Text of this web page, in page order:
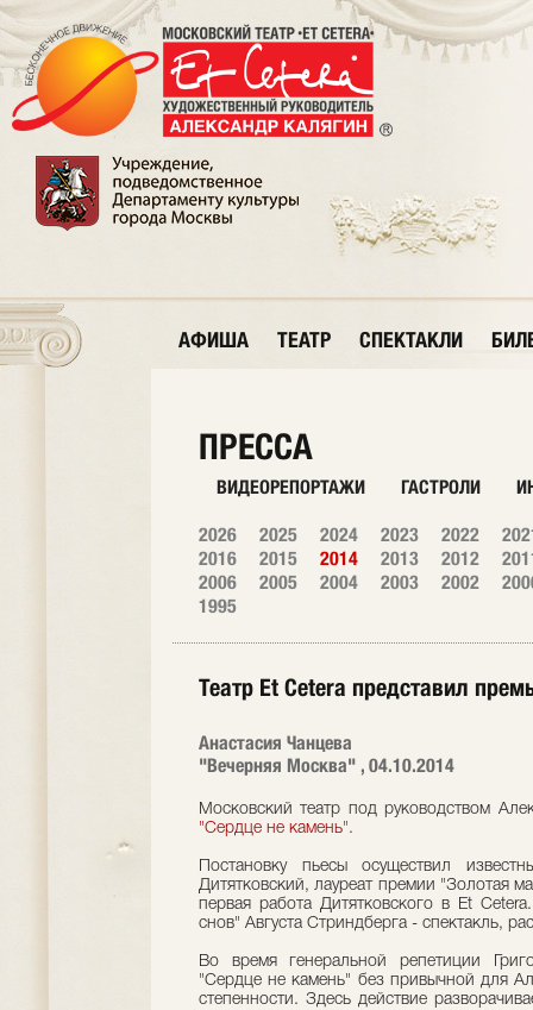
АФИША ТЕАТР СПЕКТАКЛИ
ПРЕССА
ВИДЕОРЕПОРТАЖИ ГАСТРОЛИ
2026 2025 2024 2023 2022
2016
2015 2014 2013 2012
2006
2005 2004 2003 2002
1995
Театр Et Cetera представил
Анастасия Чанцева
"Вечерняя Москва" , 04.10.2014
Московский театр под руководством
"Сердце не камень".
Постановку пьесы осуществил
Дитятковский, лауреат премии "Золотая
первая работа Дитятковского в Et
снов" Августа Стриндберга - спектакль,
Во время генеральной репетиции
"Сердце не камень" без привычной для
степенности. Здесь действие